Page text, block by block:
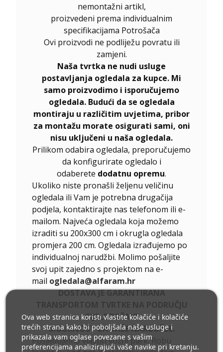
nemontažni artikl,
proizvedeni prema individualnim
specifikacijama Potrošača
Ovi proizvodi ne podliježu povratu ili
zamjeni.
Naša tvrtka ne nudi usluge
postavljanja ogledala za kupce. Mi
samo proizvodimo i isporučujemo
ogledala. Budući da se ogledala
montiraju u različitim uvjetima, pribor
za montažu morate osigurati sami, oni
nisu uključeni u naša ogledala.
Prilikom odabira ogledala, preporučujemo
da konfigurirate ogledalo i
odaberete dodatnu opremu.
Ukoliko niste pronašli željenu veličinu
ogledala ili Vam je potrebna drugačija
podjela, kontaktirajte nas telefonom ili e-
mailom. Najveća ogledala koja možemo
izraditi su 200x300 cm i okrugla ogledala
promjera 200 cm. Ogledala izrađujemo po
individualnoj narudžbi. Molimo pošaljite
svoj upit zajedno s projektom na e-
mail ogledala@alfaram.hr
DOSTAVA JE GARANTIRANA
CIJELE DRŽAVE
SIGURNOST ZA VAŠE NARUDŽBE.
Posjedujemo vlastiti vozni park. Robu
Ova web stranica koristi vlastite kolačiće i kolačiće
trećih strana kako bi poboljšala naše usluge i
prikazala vam oglase povezane s vašim
preferencijama analizirajući vaše navike pri kretanju.